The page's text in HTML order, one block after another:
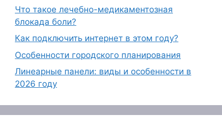
Что такое лечебно-медикаментозная
блокада боли?
Как подключить интернет в этом году?
Особенности городского планирования
Линеарные панели: виды и особенности в
2026 году